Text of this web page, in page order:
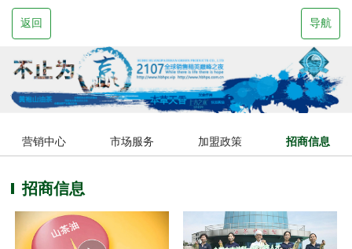
导航
返回
营销中心 市场服务 加盟政策 招商信息
招商信息